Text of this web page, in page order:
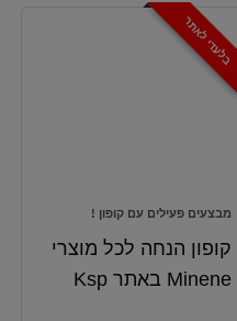
בלעדי לאתר
מבצעים פעילים עם קופון !
קופון הנחה לכל מוצרי
Minene באתר Ksp